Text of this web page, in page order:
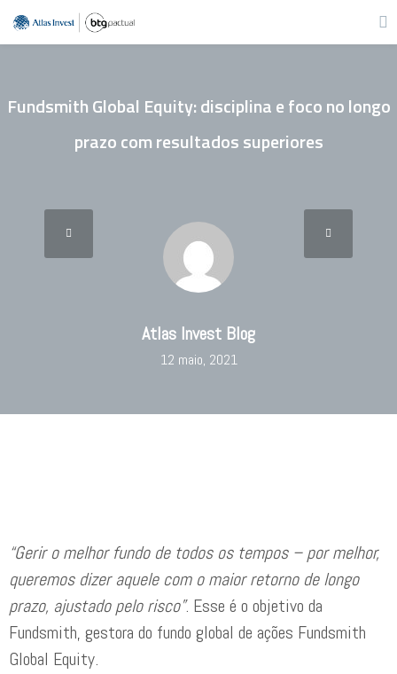
Fundsmith Global Equity: disciplina e foco no longo
prazo com resultados superiores
Atlas Invest Blog
12 maio, 2021
“Gerir o melhor fundo de todos os tempos – por melhor,
queremos dizer aquele com o maior retorno de longo
prazo, ajustado pelo risco”. Esse é o objetivo da
Fundsmith, gestora do fundo global de ações Fundsmith
Global Equity.